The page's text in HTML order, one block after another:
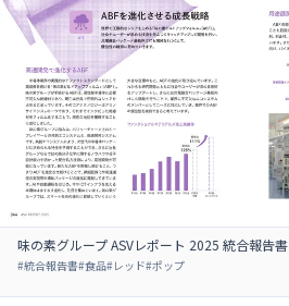
味の素グループ ASVレポート 2025 統合報告書
#統合報告書#食品#レッド#ポップ